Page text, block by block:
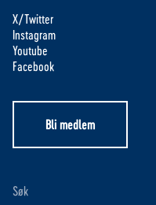
X/Twitter
Instagram
Youtube
Facebook
Bli medlem